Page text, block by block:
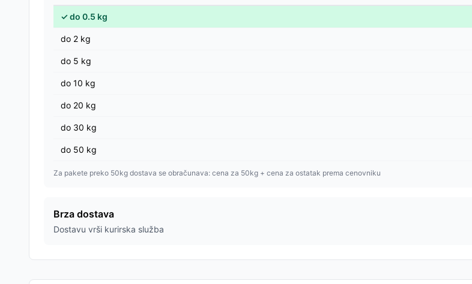
✓do 0.5 kg
do 2 kg
do 5 kg
do 10 kg
do 20 kg
do 30 kg
do 50 kg
Za pakete preko 50kg dostava se obračunava: cena za 50kg + cena za ostatak prema cenovniku
Brza dostava
Dostavu vrši kurirska služba